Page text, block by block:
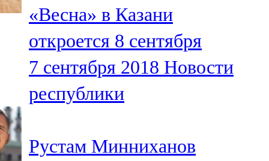
«Весна» в Казани
откроется 8 сентября
7 сентября 2018 Новости
республики
Рустам Минниханов